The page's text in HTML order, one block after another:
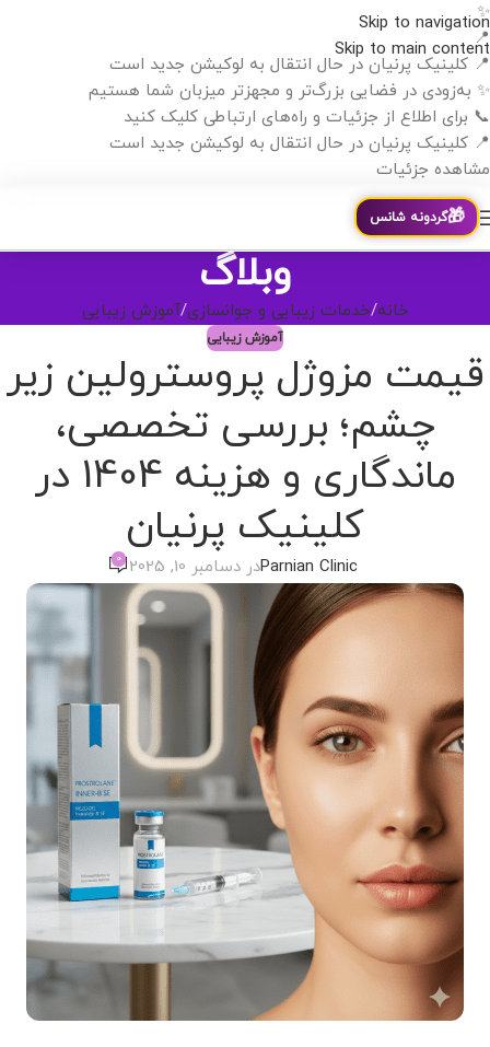
Skip to navigation
Skip to main content
✨
📍
📍 کلینیک پرنیان در حال انتقال به لوکیشن جدید است
✨ به‌زودی در فضایی بزرگ‌تر و مجهزتر میزبان شما هستیم
📞 برای اطلاع از جزئیات و راه‌های ارتباطی کلیک کنید
📍 کلینیک پرنیان در حال انتقال به لوکیشن جدید است
مشاهده جزئیات
🎁گردونه شانس
وبلاگ
خانه خدمات زیبایی و جوانسازی آموزش زیبایی
آموزش زیبایی
قیمت مزوژل پروسترولین زیر
چشم؛ بررسی تخصصی،
ماندگاری و هزینه 1404 در
کلینیک پرنیان
Parnian Clinicدر دسامبر 10, 2025 0